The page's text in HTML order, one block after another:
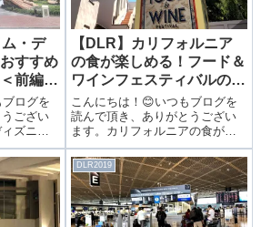
ム・デ
すすめ
前編＞
ログを
ござい
ズニー
クショ
ィズニ
ーティ
周年
た！ア
【DLR】カリフォルニア
の食が楽しめる！フード＆
ワインフェスティバルのグ
ルメをチェック！
こんにちは！😊いつもブログを
読んで頂き、ありがとうござい
ます。カリフォルニアの食が楽
しめる！フード＆ワインフェス
ティバルのグルメをチェック！
前回は大迫力のミュージカルシ
ョーを紹介しました。▶絶対見
て欲しい！大迫力のミュージカ
ルアナと雪の女王...
DLR2019